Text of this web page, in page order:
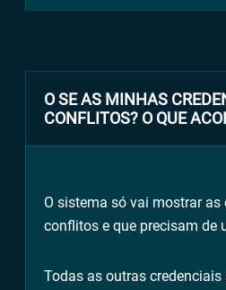
O SE AS MINHAS
CONFLITOS? O QUE
O sistema só vai mostrar as
conflitos e que precisam de
Todas as outras